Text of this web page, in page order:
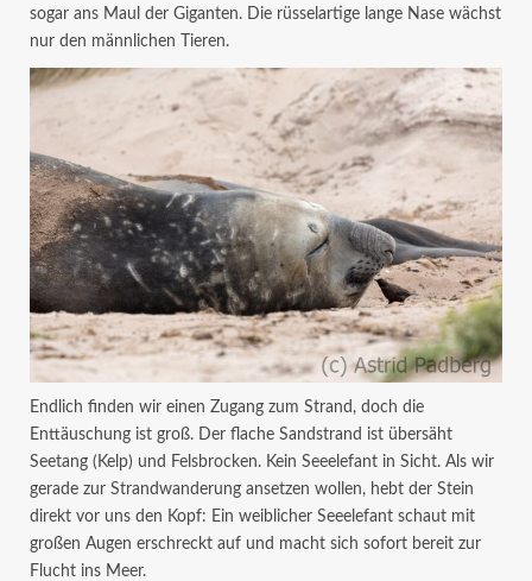
sogar ans Maul der Giganten. Die rüsselartige lange Nase wächst
nur den männlichen Tieren.
Endlich finden wir einen Zugang zum Strand, doch die
Enttäuschung ist groß. Der flache Sandstrand ist übersäht
Seetang (Kelp) und Felsbrocken. Kein Seeelefant in Sicht. Als wir
gerade zur Strandwanderung ansetzen wollen, hebt der Stein
direkt vor uns den Kopf: Ein weiblicher Seeelefant schaut mit
großen Augen erschreckt auf und macht sich sofort bereit zur
Flucht ins Meer.